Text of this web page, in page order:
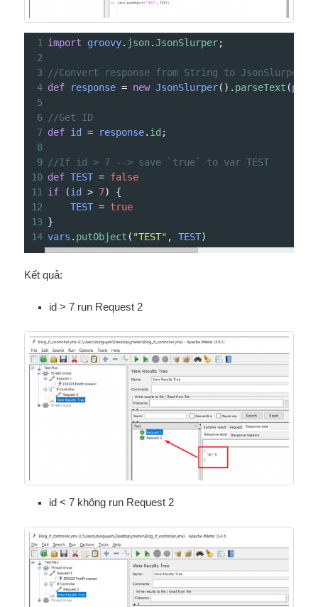
1 import groovy. json.JsonSlurper;
2
3
//Convert response from String to JsonSlurper
4 def response = new JsonSlurper(). parseText (prev
5
6 //Get ID
7 def id = response. id ;
8
9 //If id > 7 --> save `true` to var TEST
10 def TEST = false
11
if (id > 7) {
12
TEST = true
13 }
14 vars . putObject ( "TEST" , TEST)
Kết quả:
id > 7 run Request 2
id < 7 không run Request 2